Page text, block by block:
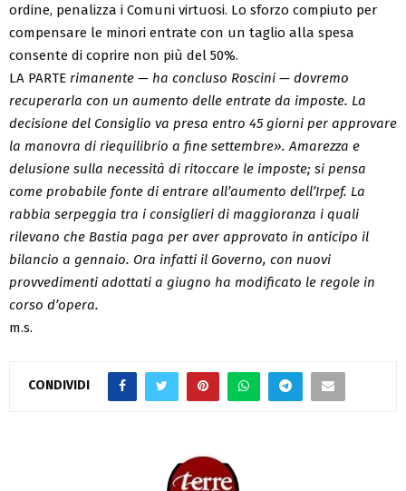
ordine, penalizza i Comuni virtuosi. Lo sforzo compiuto per
compensare le minori entrate con un taglio alla spesa
consente di coprire non più del 50%.
LA PARTE rimanente — ha concluso Roscini — dovremo
recuperarla con un aumento delle entrate da imposte. La
decisione del Consiglio va presa entro 45 giorni per approvare
la manovra di riequilibrio a fine settembre». Amarezza e
delusione sulla necessità di ritoccare le imposte; si pensa
come probabile fonte di entrare all’aumento dell’Irpef. La
rabbia serpeggia tra i consiglieri di maggioranza i quali
rilevano che Bastia paga per aver approvato in anticipo il
bilancio a gennaio. Ora infatti il Governo, con nuovi
provvedimenti adottati a giugno ha modificato le regole in
corso d’opera.
m.s.
CONDIVIDI